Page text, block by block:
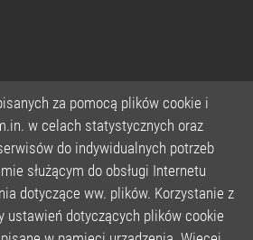
za pomocą plików cookie i
w celach statystycznych oraz
do indywidualnych potrzeb
służącym do obsługi Internetu
dotyczące ww. plików. Korzystanie z
ustawień dotyczących plików cookie